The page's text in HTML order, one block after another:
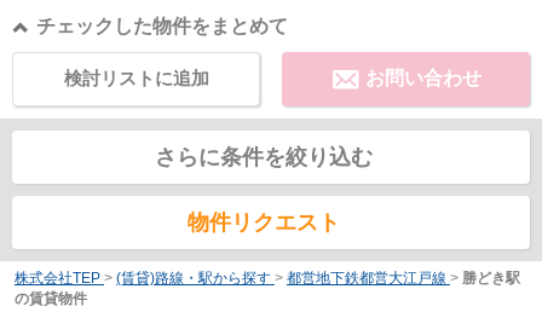
チェックした物件をまとめて
お問い合わせ
検討リストに追加
さらに条件を絞り込む
物件リクエスト
株式会社TEP > (賃貸)路線・駅から探す > 都営地下鉄都営大江戸線 > 勝どき駅
の賃貸物件